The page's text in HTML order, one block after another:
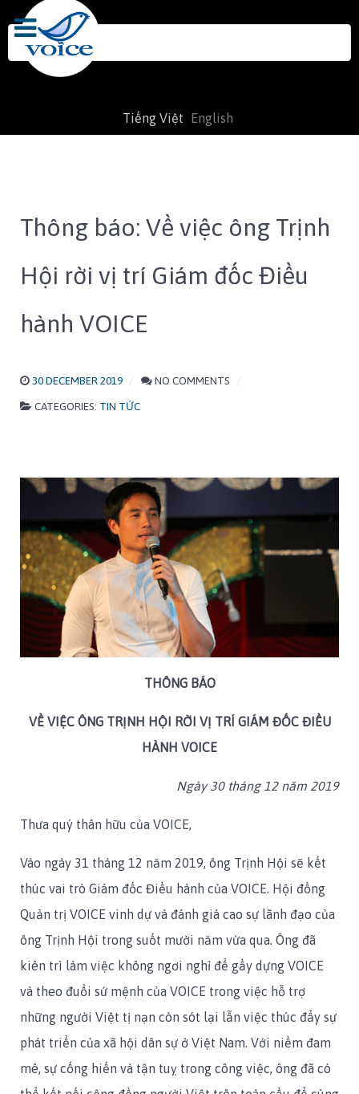
Search
for:
Tiếng Việt English
Thông báo: Về việc ông Trịnh
Hội rời vị trí Giám đốc Điều
hành VOICE
30 DECEMBER 2019
NO COMMENTS
CATEGORIES: TIN TỨC
THÔNG BÁO
VỀ VIỆC ÔNG TRỊNH HỘI RỜI VỊ TRÍ GIÁM ĐỐC ĐIỀU
HÀNH VOICE
Ngày 30 tháng 12 năm 2019
Thưa quý thân hữu của VOICE,
Vào ngày 31 tháng 12 năm 2019, ông Trịnh Hội sẽ kết
thúc vai trò Giám đốc Điều hành của VOICE. Hội đồng
Quản trị VOICE vinh dự và đánh giá cao sự lãnh đạo của
ông Trịnh Hội trong suốt mười năm vừa qua. Ông đã
kiên trì làm việc không ngơi nghỉ để gầy dựng VOICE
và theo đuổi sứ mệnh của VOICE trong việc hỗ trợ
những người Việt tị nạn còn sót lại lẫn việc thúc đẩy sự
phát triển của xã hội dân sự ở Việt Nam. Với niềm đam
mê, sự cống hiến và tận tuỵ trong công việc, ông đã có